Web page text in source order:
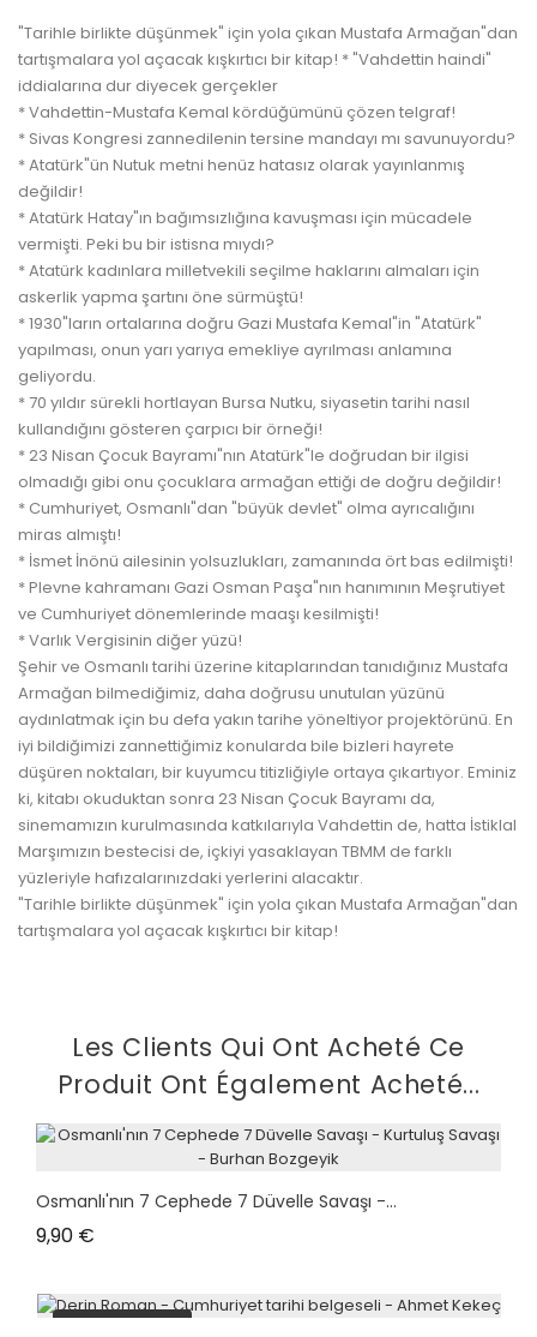
"Tarihle birlikte düşünmek" için yola çıkan Mustafa Armağan"dan
tartışmalara yol açacak kışkırtıcı bir kitap! * "Vahdettin haindi"
iddialarına dur diyecek gerçekler
* Vahdettin-Mustafa Kemal kördüğümünü çözen telgraf!
* Sivas Kongresi zannedilenin tersine mandayı mı savunuyordu?
* Atatürk"ün Nutuk metni henüz hatasız olarak yayınlanmış
değildir!
* Atatürk Hatay"ın bağımsızlığına kavuşması için mücadele
vermişti. Peki bu bir istisna mıydı?
* Atatürk kadınlara milletvekili seçilme haklarını almaları için
askerlik yapma şartını öne sürmüştü!
* 1930"ların ortalarına doğru Gazi Mustafa Kemal"in "Atatürk"
yapılması, onun yarı yarıya emekliye ayrılması anlamına
geliyordu.
* 70 yıldır sürekli hortlayan Bursa Nutku, siyasetin tarihi nasıl
kullandığını gösteren çarpıcı bir örneği!
* 23 Nisan Çocuk Bayramı"nın Atatürk"le doğrudan bir ilgisi
olmadığı gibi onu çocuklara armağan ettiği de doğru değildir!
* Cumhuriyet, Osmanlı"dan "büyük devlet" olma ayrıcalığını
miras almıştı!
* İsmet İnönü ailesinin yolsuzlukları, zamanında ört bas edilmişti!
* Plevne kahramanı Gazi Osman Paşa"nın hanımının Meşrutiyet
ve Cumhuriyet dönemlerinde maaşı kesilmişti!
* Varlık Vergisinin diğer yüzü!
Şehir ve Osmanlı tarihi üzerine kitaplarından tanıdığınız Mustafa
Armağan bilmediğimiz, daha doğrusu unutulan yüzünü
aydınlatmak için bu defa yakın tarihe yöneltiyor projektörünü. En
iyi bildiğimizi zannettiğimiz konularda bile bizleri hayrete
düşüren noktaları, bir kuyumcu titizliğiyle ortaya çıkartıyor. Eminiz
ki, kitabı okuduktan sonra 23 Nisan Çocuk Bayramı da,
sinemamızın kurulmasında katkılarıyla Vahdettin de, hatta İstiklal
Marşımızın bestecisi de, içkiyi yasaklayan TBMM de farklı
yüzleriyle hafızalarınızdaki yerlerini alacaktır.
"Tarihle birlikte düşünmek" için yola çıkan Mustafa Armağan"dan
tartışmalara yol açacak kışkırtıcı bir kitap!
Les Clients Qui Ont Acheté Ce
Produit Ont Également Acheté...
Osmanlı'nın 7 Cephede 7 Düvelle Savaşı -...
9,90 €
plus en stock